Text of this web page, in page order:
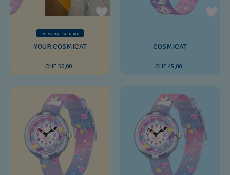
PERSONALISIERBAR
YOUR COSMICAT
CHF 50,00
COSMICAT
CHF 45,00